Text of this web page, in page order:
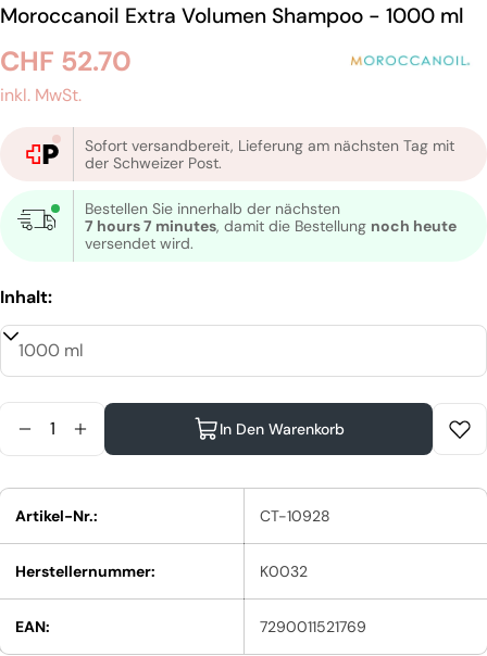
Moroccanoil Extra Volumen Shampoo - 1000 ml
Regulärer
Preis
CHF 52.70
inkl. MwSt.
Sofort versandbereit, Lieferung am nächsten Tag mit
der Schweizer Post.
Bestellen Sie innerhalb der nächsten
7 hours 7 minutes, damit die Bestellung noch heute
versendet wird.
Inhalt:
Menge Für Moroccanoil Extra Volumen Shampoo
Menge Für Moroccanoil Extra Volumen
In Den Warenkorb
Artikel-Nr.: CT-10928
Herstellernummer: K0032
EAN: 7290011521769